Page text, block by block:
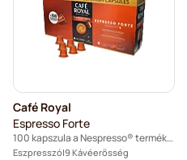
Café Royal
Espresso Forte
100 kapszula a Nespresso® termékhez
Eszpresszó 9 Kávéerősség